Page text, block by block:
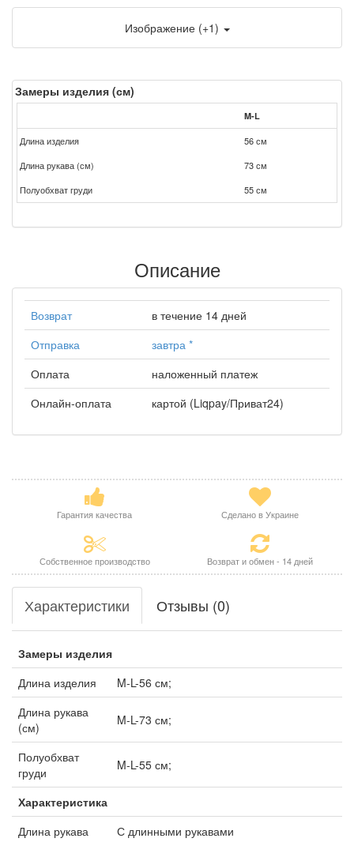
Изображение (+1)
Замеры изделия (см)
M-L
Длина изделия
56 см
Длина рукава (см)
73 см
Полуобхват груди
55 см
Описание
Возврат
в течение 14 дней
Отправка
завтра *
Оплата
наложенный платеж
Онлайн-оплата
картой (Liqpay/Приват24)
Гарантия качества Сделано в Украине
Собственное производство Возврат и обмен - 14 дней
Характеристики Отзывы (0)
Замеры изделия
Длина изделия
M-L-56 см;
Длина рукава
(см)
M-L-73 см;
Полуобхват
груди
M-L-55 см;
Характеристика
Длина рукава
С длинными рукавами